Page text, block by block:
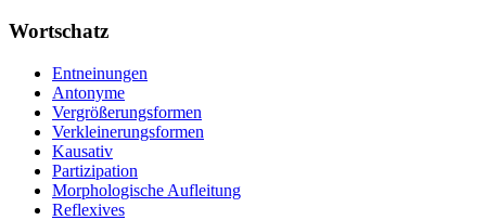
Wortschatz
Entneinungen
Antonyme
Vergrößerungsformen
Verkleinerungsformen
Kausativ
Partizipation
Morphologische Aufleitung
Reflexives